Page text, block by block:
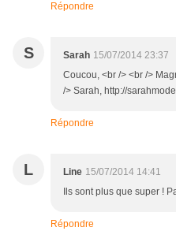
Répondre
S Sarah 15/07/2014 23:37
Coucou, <br /> <br />
/> Sarah, http://
Répondre
L Line 15/07/2014 14:41
Ils sont plus que super !
Répondre